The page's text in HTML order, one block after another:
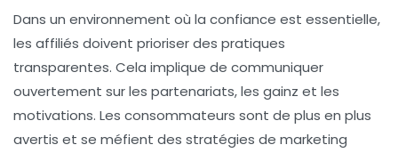
Dans un environnement où la confiance est essentielle,
les affiliés doivent prioriser des pratiques
transparentes. Cela implique de communiquer
ouvertement sur les partenariats, les gainz et les
motivations. Les consommateurs sont de plus en plus
avertis et se méfient des stratégies de marketing